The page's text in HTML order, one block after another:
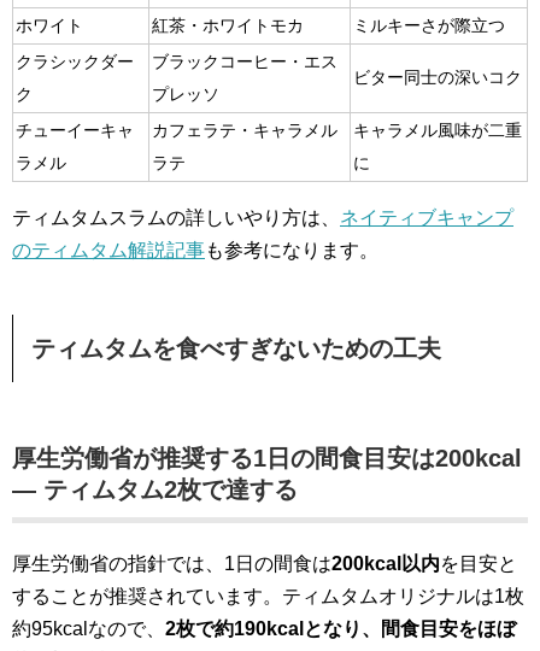
ホワイト
紅茶・ホワイトモカ
ミルキーさが際立つ
クラシックダー
ク
ブラックコーヒー・エス
プレッソ
ビター同士の深いコク
チューイーキャ
ラメル
カフェラテ・キャラメル
ラテ
キャラメル風味が二重
に
ティムタムスラムの詳しいやり方は、 ネイティブキャンプ
のティムタム解説記事も参考になります。
ティムタムを食べすぎないための工夫
厚生労働省が推奨する1日の間食目安は200kcal
— ティムタム2枚で達する
厚生労働省の指針では、1日の間食は200kcal以内を目安と
することが推奨されています。ティムタムオリジナルは1枚
約95kcalなので、 2枚で約190kcalとなり、間食目安をほぼ